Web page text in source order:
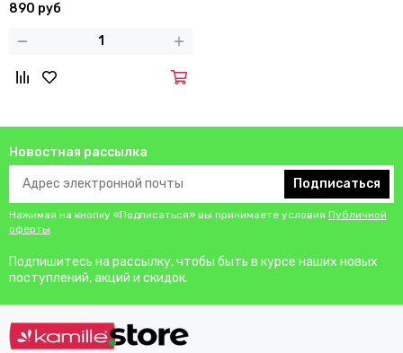
890 руб
Новостная рассылка
Подписаться
Нажимая на кнопку «Подписаться» вы принимаете условия Публичной
оферты.
Подпишитесь на рассылку, чтобы быть в курсе наших новых
поступлений, акций и скидок.